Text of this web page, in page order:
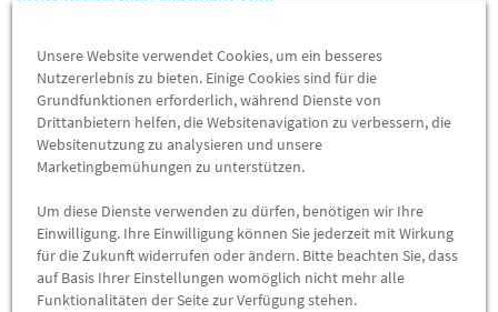
Zum Beispiel passend (kann Ausstattung- oder
Fahrgestellnummerabhängig sein) für die Mercedes-Benz
Modelle
906111 (SPRINTER 224, 209CDI, 211CDI, 215CDI, 218CDI)
906131 (SPRINTER 324, 309CDI, 311CDI, 315CDI, 318CDI)
906132 (SPRINTER 322, 309CDI, 311CDI, 315CDI, 316CDI)
Unsere Website verwendet Cookies, um ein besseres
Nutzererlebnis zu bieten. Einige Cookies sind für die
Grundfunktionen erforderlich, während Dienste von
Drittanbietern helfen, die Websitenavigation zu verbessern, die
Websitenutzung zu analysieren und unsere
Marketingbemühungen zu unterstützen.
Um diese Dienste verwenden zu dürfen, benötigen wir Ihre
Einwilligung. Ihre Einwilligung können Sie jederzeit mit Wirkung
für die Zukunft widerrufen oder ändern. Bitte beachten Sie, dass
auf Basis Ihrer Einstellungen womöglich nicht mehr alle
Funktionalitäten der Seite zur Verfügung stehen.